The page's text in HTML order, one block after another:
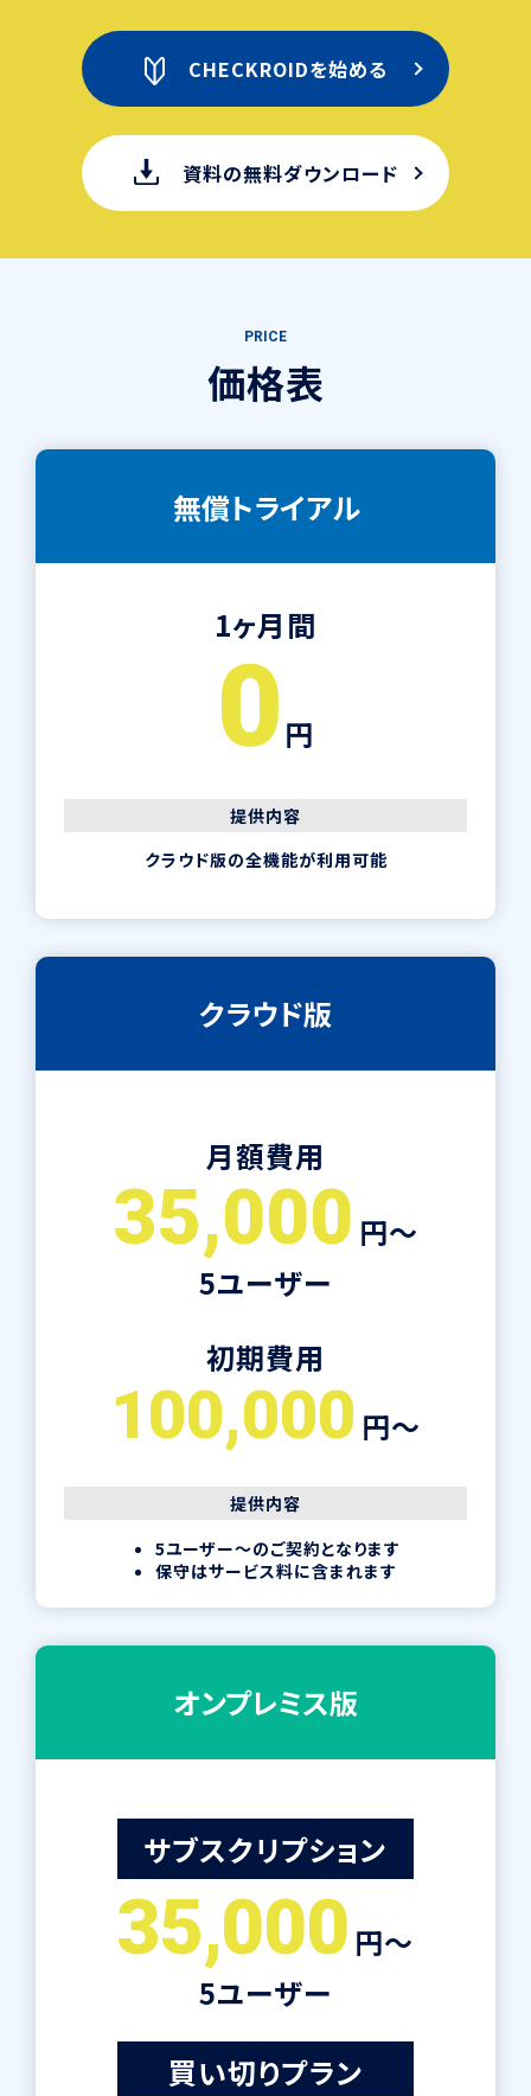
CHECKROIDを始める
資料の無料ダウンロード
PR C E
価格表
無償トライアル
1ヶ月間
0 円
提供内容
クラウド版の全機能が利用可能
クラウド版
月額費用
35,000 円〜
5ユーザー
初期費用
100,000 円〜
提供内容
5ユーザー〜のご契約となります
保守はサービス料に含まれます
オンプレミス版
サブスクリプション
35,000 円〜
5ユーザー
買い切りプラン